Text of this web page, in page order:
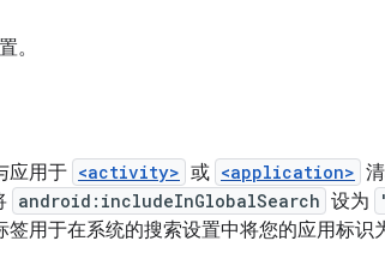
。
应用于 <activity> 或 <application>
android:includeInGlobalSearch 设为
用于在系统的搜索设置中将您的应用标识